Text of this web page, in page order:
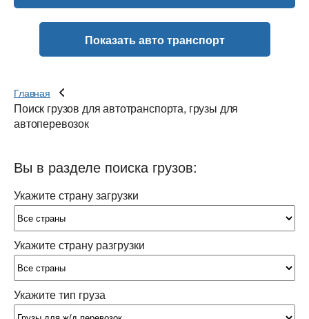
Показать авто транспорт
Главная
Поиск грузов для автотранспорта, грузы для
автоперевозок
Вы в разделе поиска грузов:
Укажите страну загрузки
Укажите страну разгрузки
Укажите тип груза